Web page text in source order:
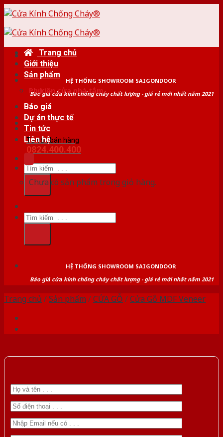
Skip
content
HỆ THỐNG SHOWROOM SAIGONDOOR
Báo giá cửa kính chống cháy chất lượng - giá rẻ mới nhất năm 2021
Tư vấn bán hàng
0824.400.400
Tìm
kiếm:
Trang chủ
Giới thiệu
Sản phẩm
Phụ kiện cửa nhà tắm
Báo giá
Dự án thực tế
Tin tức
Liên hệ
Chưa có sản phẩm trong giỏ hàng.
Tìm
kiếm:
HỆ THỐNG SHOWROOM SAIGONDOOR
Báo giá cửa kính chống cháy chất lượng - giá rẻ mới nhất năm 2021
Trang chủ /Sản phẩm /CỬA GỖ /Cửa Gỗ MDF Veneer